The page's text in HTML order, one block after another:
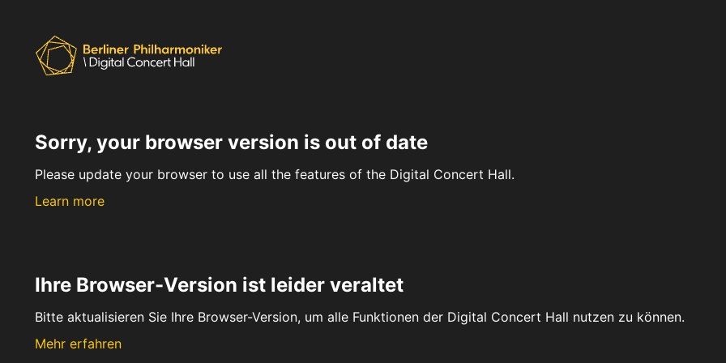
Sorry, your browser version is out of date
Please update your browser to use all the features of the Digital Concert Hall.
Learn more
Ihre Browser-Version ist leider veraltet
Bitte aktualisieren Sie Ihre Browser-Version, um alle Funktionen der Digital Concert Hall nutzen zu können.
Mehr erfahren